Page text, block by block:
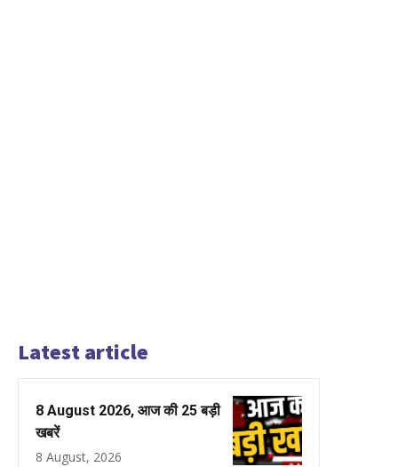
Latest article
8 August 2026, आज की 25 बड़ी
खबरें
8 August, 2026